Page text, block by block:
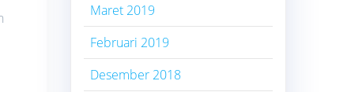
Maret 2019
Februari 2019
Desember 2018